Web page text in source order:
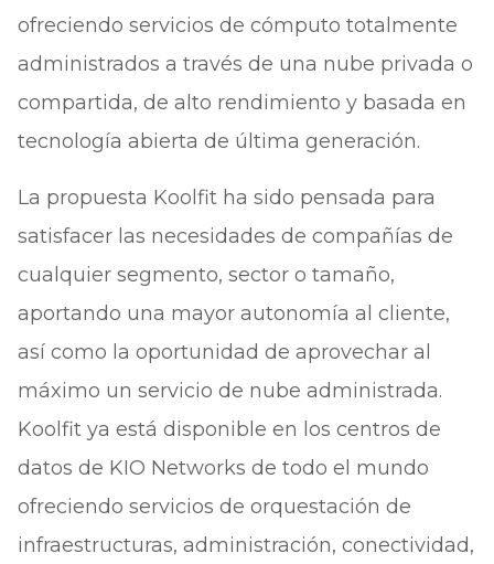
ofreciendo servicios de cómputo totalmente
administrados a través de una nube privada o
compartida, de alto rendimiento y basada en
tecnología abierta de última generación.
La propuesta Koolfit ha sido pensada para
satisfacer las necesidades de compañías de
cualquier segmento, sector o tamaño,
aportando una mayor autonomía al cliente,
así como la oportunidad de aprovechar al
máximo un servicio de nube administrada.
Koolfit ya está disponible en los centros de
datos de KIO Networks de todo el mundo
ofreciendo servicios de orquestación de
infraestructuras, administración, conectividad,